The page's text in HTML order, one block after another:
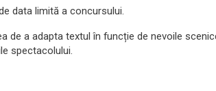
data limită a concursului.
de a adapta textul în funcție de nevoile
spectacolului.